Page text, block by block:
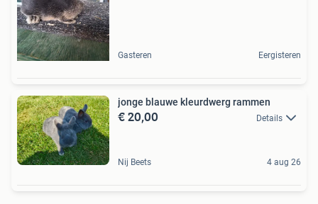
Gasteren Eergisteren
jonge blauwe kleurdwerg rammen
€ 20,00 Details
Nij Beets 4 aug 26